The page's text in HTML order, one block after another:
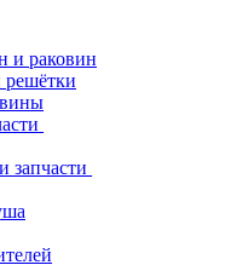
и раковин
запчасти